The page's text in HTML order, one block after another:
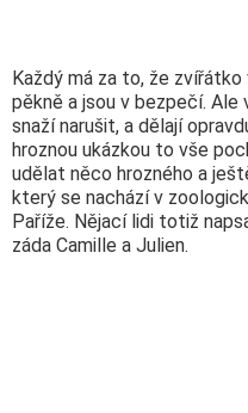
Každý má za to, že
pěkně a jsou v bezpečí.
snaží narušit, a dělají
hroznou ukázkou to vše
udělat něco hrozného a
který se nachází v
Paříže. Nějací lidi totiž
záda Camille a Julien.